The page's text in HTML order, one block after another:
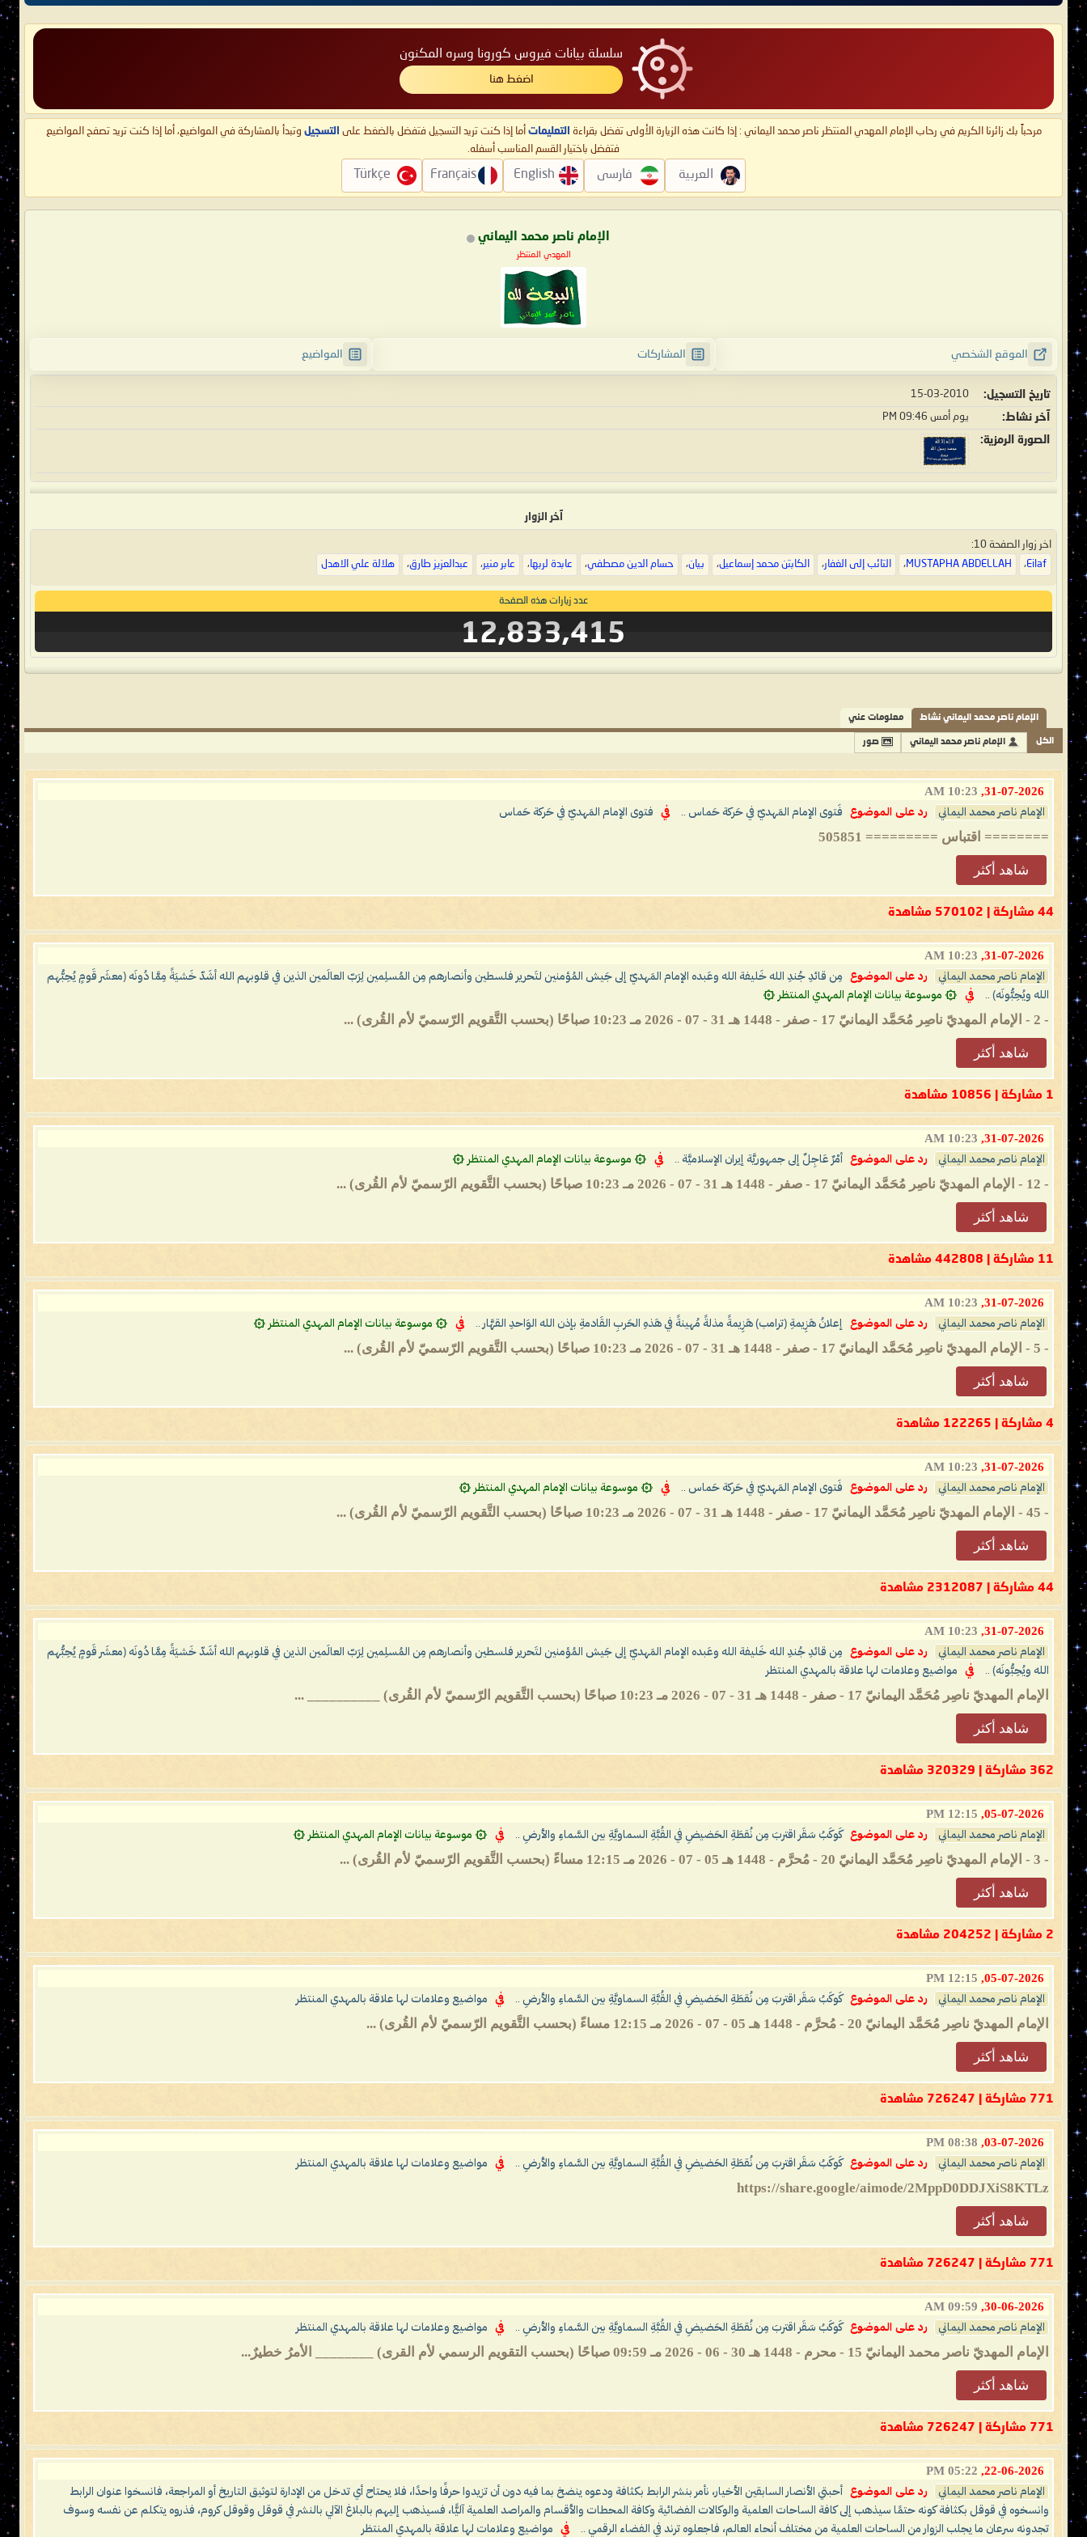
سلسلة بيانات فيروس كورونا وسره المكنون
اضغط هنا
مرحباً بك زائرنا الكريم في رحاب الإمام المهدي المنتظر ناصر محمد اليماني : إذا كانت هذه الزيارة الأولى تفضل بقراءة التعليمات أما إذا كنت تريد التسجيل فتفضل بالضغط على التسجيل وتبدأ بالمشاركة في المواضيع، أما إذا كنت تريد تصفح المواضيع
فتفضل باختيار القسم المناسب أسفله.
العربية فارسی English
Français
Türkçe
الإمام ناصر محمد اليماني
المهدي المنتظر
الموقع الشخصي المشاركات المواضيع
تاريخ التسجيل 15-03-2010
آخر نشاط يوم أمس 09:46 PM
الصورة الرمزية
آخر الزوار
اخر زوار الصفحة 10:
Eilaf، MUSTAPHA ABDELLAH، التائب إلى الغفار، الكابتن محمد إسماعيل، بيان، حسام الدين مصطفي، عابدة لربها، عابر منير، عبدالعزيز طارق، هلالة علي الاهدل
عدد زيارات هذه الصفحة
12,833,415
الإمام ناصر محمد اليماني نشاط معلومات عني
الكل الإمام ناصر محمد اليماني صور
31-07-2026,
10:23 AM
الإمام ناصر محمد اليماني رد على الموضوع فَتوى الإمام المَهديّ في حَركة حَماس .. في فتوى الإمام المَهديّ في حَركة حَماس
======== اقتباس ========= 505851
شاهد أكثر
44 مشاركة | 570102 مشاهدة
31-07-2026,
10:23 AM
الإمام ناصر محمد اليماني رد على الموضوع
مِن قائدِ جُندِ الله خَليفة الله وعَبده الإمام المَهديّ إلى جَيش المُؤمنين لتَحرير فلسطين وأنصارهم مِن المُسلِمين لِرَبّ العالَمين الذين في قلوبهم الله أشَدّ خَشيَةً مِمَّا دُونَه (معشَر قَومٍ يُحِبُّهم
الله ويُحِبُّونَه) ..
في ۞ موسوعة بيانات الإمام المهدي المنتظر ۞
- 2 - الإمام المهديّ ناصِر مُحَمَّد اليمانيّ 17 - صفر - 1448 هـ 31 - 07 - 2026 مـ 10:23 صباحًا (بحسب التَّقويم الرّسميّ لأم القُرى) ...
شاهد أكثر
1 مشاركة | 10856 مشاهدة
31-07-2026,
10:23 AM
الإمام ناصر محمد اليماني رد على الموضوع أمْرٌ عَاجِلٌ إلى جمهوريَّة إيران الإسلاميَّة .. في ۞ موسوعة بيانات الإمام المهدي المنتظر ۞
- 12 - الإمام المهديّ ناصِر مُحَمَّد اليمانيّ 17 - صفر - 1448 هـ 31 - 07 - 2026 مـ 10:23 صباحًا (بحسب التَّقويم الرّسميّ لأم القُرى) ...
شاهد أكثر
11 مشاركة | 442808 مشاهدة
31-07-2026,
10:23 AM
الإمام ناصر محمد اليماني رد على الموضوع إعلانُ هَزِيمةِ (ترامب) هَزِيمةً مذلةً مُهينةً في هَذهِ الحَربِ القَادمةِ بإذن الله الوَاحدِ القهَّار .. في ۞ موسوعة بيانات الإمام المهدي المنتظر ۞
- 5 - الإمام المهديّ ناصِر مُحَمَّد اليمانيّ 17 - صفر - 1448 هـ 31 - 07 - 2026 مـ 10:23 صباحًا (بحسب التَّقويم الرّسميّ لأم القُرى) ...
شاهد أكثر
4 مشاركة | 122265 مشاهدة
31-07-2026,
10:23 AM
الإمام ناصر محمد اليماني رد على الموضوع فَتوى الإمام المَهديّ في حَركة حَماس .. في ۞ موسوعة بيانات الإمام المهدي المنتظر ۞
- 45 - الإمام المهديّ ناصِر مُحَمَّد اليمانيّ 17 - صفر - 1448 هـ 31 - 07 - 2026 مـ 10:23 صباحًا (بحسب التَّقويم الرّسميّ لأم القُرى) ...
شاهد أكثر
44 مشاركة | 2312087 مشاهدة
31-07-2026,
10:23 AM
الإمام ناصر محمد اليماني رد على الموضوع
مِن قائدِ جُندِ الله خَليفة الله وعَبده الإمام المَهديّ إلى جَيش المُؤمنين لتَحرير فلسطين وأنصارهم مِن المُسلِمين لِرَبّ العالَمين الذين في قلوبهم الله أشَدّ خَشيَةً مِمَّا دُونَه (معشَر قَومٍ يُحِبُّهم
الله ويُحِبُّونَه) ..
في مواضيع وعلامات لها علاقة بالمهدي المنتظر
الإمام المهديّ ناصِر مُحَمَّد اليمانيّ 17 - صفر - 1448 هـ 31 - 07 - 2026 مـ 10:23 صباحًا (بحسب التَّقويم الرّسميّ لأم القُرى) __________ ...
شاهد أكثر
362 مشاركة | 320329 مشاهدة
05-07-2026,
12:15 PM
الإمام ناصر محمد اليماني رد على الموضوع كَوكَبُ سَقَر اقتربَ مِن نُقطَةِ الحَضيضِ في القُبَّةِ السماويَّةِ بين السَّماءِ والأرضِ .. في ۞ موسوعة بيانات الإمام المهدي المنتظر ۞
- 3 - الإمام المهديّ ناصِر مُحَمَّد اليمانيّ 20 - مُحرَّم - 1448 هـ 05 - 07 - 2026 مـ 12:15 مساءً (بحسب التَّقويم الرّسميّ لأم القُرى) ...
شاهد أكثر
2 مشاركة | 204252 مشاهدة
05-07-2026,
12:15 PM
الإمام ناصر محمد اليماني رد على الموضوع كَوكَبُ سَقَر اقتربَ مِن نُقطَةِ الحَضيضِ في القُبَّةِ السماويَّةِ بين السَّماءِ والأرضِ .. في مواضيع وعلامات لها علاقة بالمهدي المنتظر
الإمام المهديّ ناصِر مُحَمَّد اليمانيّ 20 - مُحرَّم - 1448 هـ 05 - 07 - 2026 مـ 12:15 مساءً (بحسب التَّقويم الرّسميّ لأم القُرى) ...
شاهد أكثر
771 مشاركة | 726247 مشاهدة
03-07-2026,
08:38 PM
الإمام ناصر محمد اليماني رد على الموضوع كَوكَبُ سَقَر اقتربَ مِن نُقطَةِ الحَضيضِ في القُبَّةِ السماويَّةِ بين السَّماءِ والأرضِ .. في مواضيع وعلامات لها علاقة بالمهدي المنتظر
https://share.google/aimode/2MppD0DDJXiS8KTLz
شاهد أكثر
771 مشاركة | 726247 مشاهدة
30-06-2026,
09:59 AM
الإمام ناصر محمد اليماني رد على الموضوع كَوكَبُ سَقَر اقتربَ مِن نُقطَةِ الحَضيضِ في القُبَّةِ السماويَّةِ بين السَّماءِ والأرضِ .. في مواضيع وعلامات لها علاقة بالمهدي المنتظر
الإمام المهديّ ناصر محمد اليمانيّ 15 - محرم - 1448 هـ 30 - 06 - 2026 مـ 09:59 صباحًا (بحسب التقويم الرسمي لأم القرى) ________ الأمرُ خطيرٌ...
شاهد أكثر
771 مشاركة | 726247 مشاهدة
22-06-2026,
05:22 PM
الإمام ناصر محمد اليماني رد على الموضوع
أحبتي الأنصار السابقين الأخيار، نأمر بنشر الرابط بكثافة ودعوه ينضخ بما فيه دون أن تزيدوا حرفًا واحدًا، فلا يحتاح أي تدخل من الإدارة لتوثيق التاريخ أو المراجعة، فانسخوا عنوان الرابط
وانسخوه في قوقل بكثافة كونه حتمًا سيذهب إلى كافة الساحات العلمية والوكالات الفضائية وكافة المحطات والأقسام والمراصد العلمية آليًّا، فسيذهب إليهم بالبلاغ الآلي بالنشر في قوقل وقوقل كروم، فذروه يتكلم عن نفسه وسوف
تجدونه سرعان ما يجلب الزوار من الساحات العلمية من مختلف أنحاء العالم، فاجعلوه ترند في الفضاء الرقمي ..
في مواضيع وعلامات لها علاقة بالمهدي المنتظر